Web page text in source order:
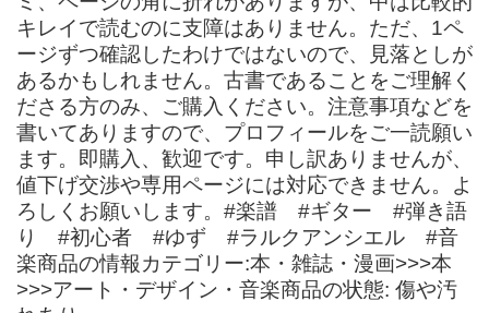
キレイで読むのに支障はありません。ただ、1ペ
ージずつ確認したわけではないので、見落としが
あるかもしれません。古書であることをご理解く
ださる方のみ、ご購入ください。注意事項などを
書いてありますので、プロフィールをご一読願い
ます。即購入、歓迎です。申し訳ありませんが、
値下げ交渉や専用ページには対応できません。よ
ろしくお願いします。#楽譜 #ギター #弾き語
り #初心者 #ゆず #ラルクアンシエル #音
楽商品の情報カテゴリー:本・雑誌・漫画>>>本
>>>アート・デザイン・音楽商品の状態: 傷や汚